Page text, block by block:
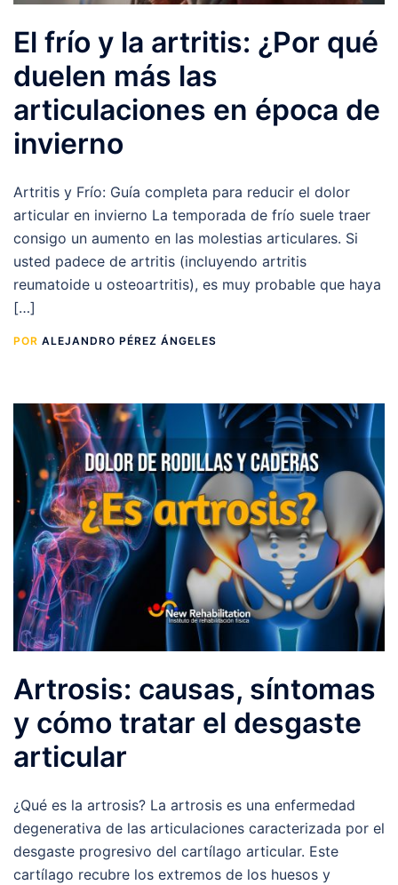
El frío y la artritis: ¿Por qué
duelen más las
articulaciones en época de
invierno
Artritis y Frío: Guía completa para reducir el dolor
articular en invierno La temporada de frío suele traer
consigo un aumento en las molestias articulares. Si
usted padece de artritis (incluyendo artritis
reumatoide u osteoartritis), es muy probable que haya
[…]
POR ALEJANDRO PÉREZ ÁNGELES
Artrosis: causas, síntomas
y cómo tratar el desgaste
articular
¿Qué es la artrosis? La artrosis es una enfermedad
degenerativa de las articulaciones caracterizada por el
desgaste progresivo del cartílago articular. Este
cartílago recubre los extremos de los huesos y